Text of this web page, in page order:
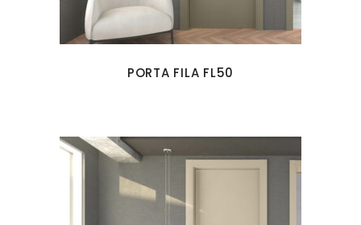
PORTA FILA FL50